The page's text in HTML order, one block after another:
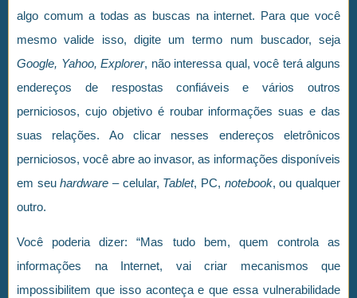
algo comum a todas as buscas na internet. Para que você
mesmo valide isso, digite um termo num buscador, seja
Google, Yahoo, Explorer, não interessa qual, você terá alguns
endereços de respostas confiáveis e vários outros
perniciosos, cujo objetivo é roubar informações suas e das
suas relações. Ao clicar nesses endereços eletrônicos
perniciosos, você abre ao invasor, as informações disponíveis
em seuhardware – celular, Tablet, PC, notebook, ou qualquer
outro.
Você poderia dizer: “Mas tudo bem, quem controla as
informações na Internet, vai criar mecanismos que
impossibilitem que isso aconteça e que essa vulnerabilidade